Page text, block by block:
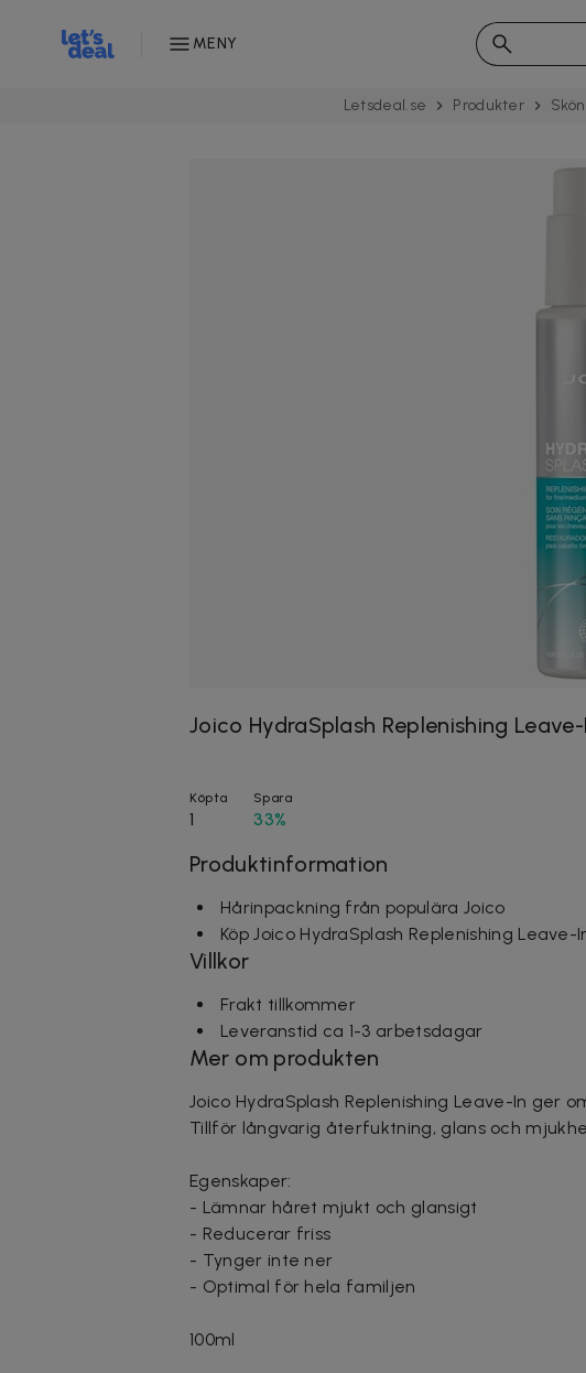
MENY
Letsdeal.se Produkter
Joico HydraSplash Replenishing Leave-
Köpta
1
Spara
33%
Produktinformation
Hårinpackning från populära Joico
Köp Joico HydraSplash Replenishing Leave-
Villkor
Frakt tillkommer
Leveranstid ca 1-3 arbetsdagar
Mer om produkten
Joico HydraSplash Replenishing Leave-In ger
Tillför långvarig återfuktning, glans och
Egenskaper:
- Lämnar håret mjukt och glansigt
- Reducerar friss
- Tynger inte ner
- Optimal för hela familjen
100ml